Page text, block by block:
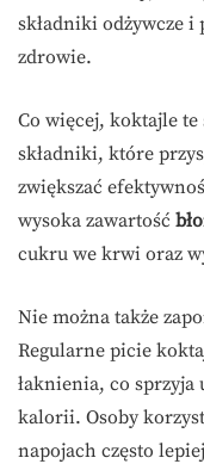
składniki odżywcze i
zdrowie.
Co więcej, koktajle
składniki, które
zwiększać
wysoka zawartość
cukru we krwi oraz
Nie można także
Regularne picie
łaknienia, co
kalorii. Osoby
napojach często